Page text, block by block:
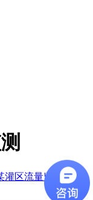
灌区流量监测项目